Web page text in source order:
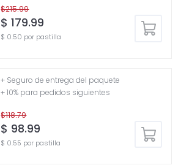
$215.99
$ 179.99
$ 0.50 por pastilla
$118.79
$ 98.99
$ 0.55 por pastilla
+ Seguro de entrega del paquete
+ 10% para pedidos siguientes